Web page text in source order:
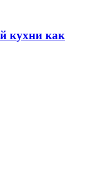
кухни как